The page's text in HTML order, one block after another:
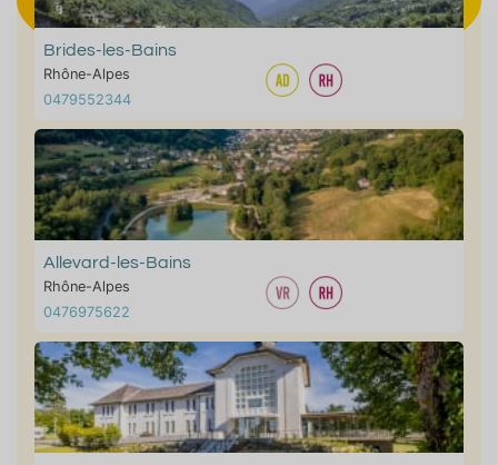
Brides-les-Bains
Rhône-Alpes
0479552344
Allevard-les-Bains
Rhône-Alpes
0476975622